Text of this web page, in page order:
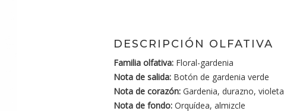
DESCRIPCIÓN OLFATIVA
Familia olfativa: Floral-gardenia
Nota de salida: Botón de gardenia verde
Nota de corazón: Gardenia, durazno, violeta
Nota de fondo: Orquídea, almizcle